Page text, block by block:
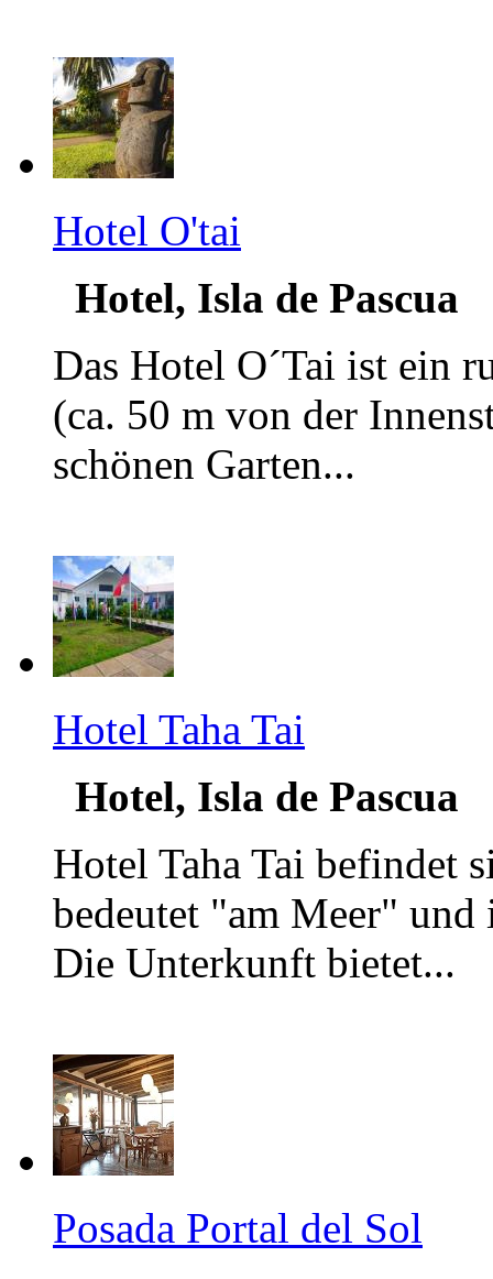
Hotel O'tai
Hotel, Isla de Pascua
Das Hotel O´Tai ist ein
(ca. 50 m von der
schönen Garten...
Hotel Taha Tai
Hotel, Isla de Pascua
Hotel Taha Tai befindet
bedeutet "am Meer"
Die Unterkunft bietet...
Posada Portal del Sol